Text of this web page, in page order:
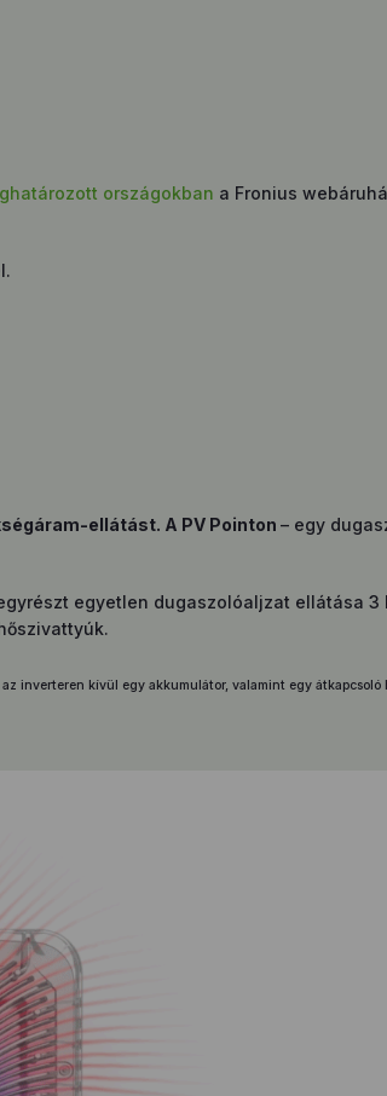
országokban a Fronius
ellátást. A PV Pointon – egy
egyetlen dugaszolóaljzat ellátása 3
inverteren kívül egy akkumulátor, valamint egy átkapcsoló